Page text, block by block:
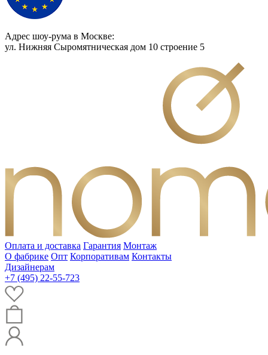
Адрес шоу-рума в Москве:
ул. Нижняя Сыромятническая дом 10 cтроение 5
Оплата и доставка Гарантия Монтаж
О фабрике Опт Корпоративам Контакты
Дизайнерам
+7 (495) 22-55-723